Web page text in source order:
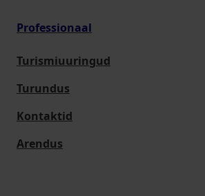
Professionaal
Turismiuuringud
Turundus
Kontaktid
Arendus